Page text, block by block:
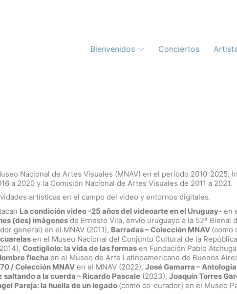
Bienvenidos Conciertos
Nacional de Artes Visuales (MNAV) en el período 2010-2025.
a 2020 y la Comisión Nacional de Artes Visuales de 2011 a 2021.
artísticas en el campo del video y entornos digitales.
La condición video -25 años del videoarte en el Uruguay- en
(des) imágenes de Ernesto Vila, envío uruguayo a la 52º Bienal
general) en el MNAV (2011), Barradas – Colección MNAV (como
en el Museo Nacional del Conjunto Cultural de la
Costigliolo: la vida de las formas en Fundación Pablo
flecha en el Museo de Arte Latinoamericano de Buenos
/ Colección MNAV en el MNAV (2022), José Gamarra – Antología
saltando a la cuerda – Ricardo Pascale (2023), Joaquín Torres
Pareja: la huella de un legado (como co-curador) en el Museo